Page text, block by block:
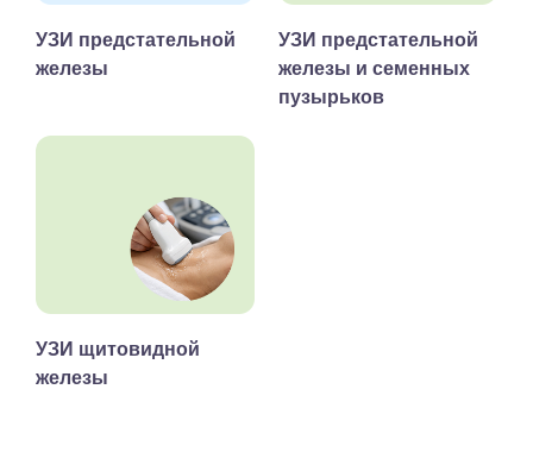
УЗИ предстательной
железы
УЗИ предстательной
железы и семенных
пузырьков
УЗИ щитовидной
железы